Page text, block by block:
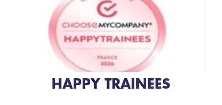
HAPPY TRAINEES